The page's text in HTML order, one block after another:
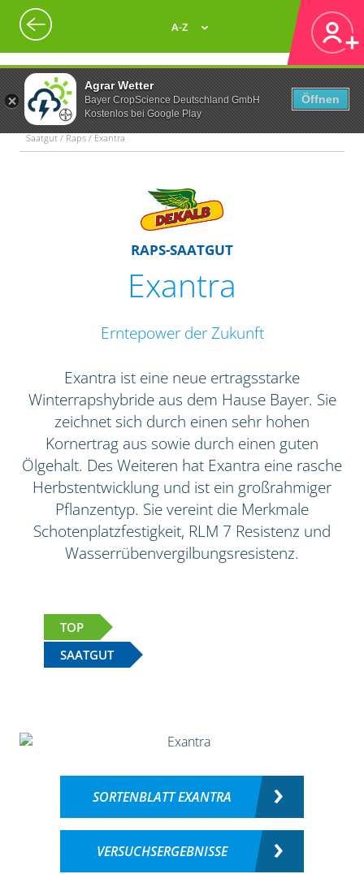
Agrar Wetter
Bayer CropScience Deutschland GmbH
Kostenlos bei Google Play
Öffnen
A-Z
Saatgut / Raps / Exantra
RAPS-SAATGUT
Exantra
Erntepower der Zukunft
Exantra ist eine neue ertragsstarke
Winterrapshybride aus dem Hause Bayer. Sie
zeichnet sich durch einen sehr hohen
Kornertrag aus sowie durch einen guten
Ölgehalt. Des Weiteren hat Exantra eine rasche
Herbstentwicklung und ist ein großrahmiger
Pflanzentyp. Sie vereint die Merkmale
Schotenplatzfestigkeit, RLM 7 Resistenz und
Wasserrübenvergilbungsresistenz.
TOP
SAATGUT
SORTENBLATT EXANTRA
VERSUCHSERGEBNISSE